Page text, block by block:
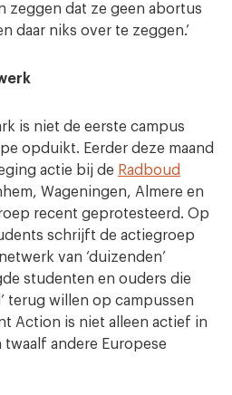
zeggen dat ze geen abortus
daar niks over te zeggen.’
is niet de eerste campus
opduikt. Eerder deze maand
actie bij de Radboud
Wageningen, Almere en
recent geprotesteerd. Op
schrijft de actiegroep
van ‘duizenden’
studenten en ouders die
terug willen op campussen
Action is niet alleen actief in
twaalf andere Europese